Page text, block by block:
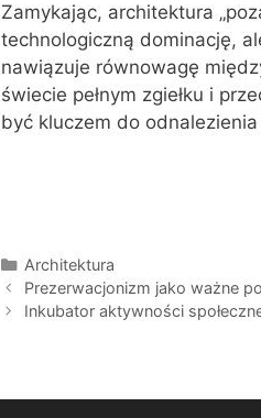
Zamykając, architektura
technologiczną dominację,
nawiązuje równowagę
świecie pełnym zgiełku i
być kluczem do
Kategorie
Architektura
Prezerwacjonizm jako ważne
Inkubator aktywności